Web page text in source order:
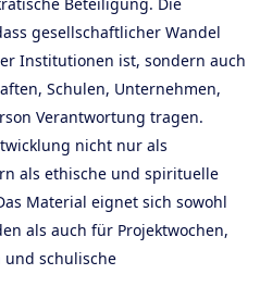
gesellschaftlicher Wandel
Institutionen ist, sondern auch
Schulen, Unternehmen,
Verantwortung tragen.
nicht nur als
als ethische und spirituelle
Material eignet sich sowohl
als auch für Projektwochen,
und schulische